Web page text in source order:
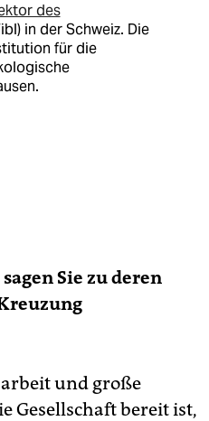
des
in der Schweiz. Die
für die
Sie zu deren
und große
Gesellschaft bereit ist,